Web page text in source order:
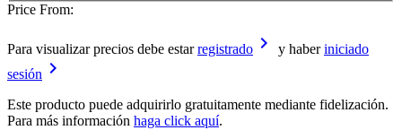
Price From:
Para visualizar precios debe estarregistrado keyboard_arrow_right y haberiniciado
sesión keyboard_arrow_right
Este producto puede adquirirlo gratuitamente mediante fidelización.
Para más información haga click aquí.